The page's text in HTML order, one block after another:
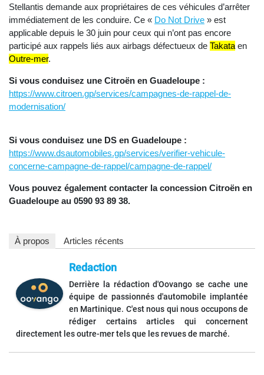
Stellantis demande aux propriétaires de ces véhicules d’arrêter
immédiatement de les conduire. Ce « Do Not Drive » est
applicable depuis le 30 juin pour ceux qui n’ont pas encore
participé aux rappels liés aux airbags défectueux de Takata en
Outre-mer.
Si vous conduisez une Citroën en Guadeloupe :
https://www.citroen.gp/services/campagnes-de-rappel-de-
modernisation/
Si vous conduisez une DS en Guadeloupe :
https://www.dsautomobiles.gp/services/verifier-vehicule-
concerne-campagne-de-rappel/campagne-de-rappel/
Vous pouvez également contacter la concession Citroën en
Guadeloupe au 0590 93 89 38.
À propos Articles récents
Redaction
Derrière la rédaction d'Oovango se cache une
équipe de passionnés d'automobile implantée
en Martinique. C'est nous qui nous occupons de
rédiger certains articles qui concernent
directement les outre-mer tels que les revues de marché.